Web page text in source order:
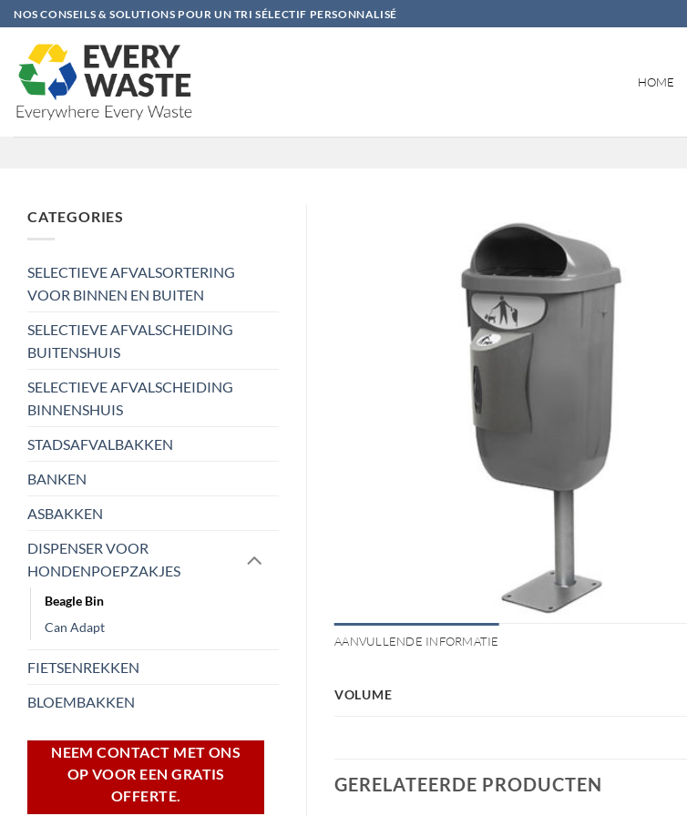
Ga
naar
inhoud
NOS CONSEILS & SOLUTIONS POUR UN TRI SÉLECTIF PERSONNALISÉ
HOME
CATEGORIES
SELECTIEVE AFVALSORTERING
VOOR BINNEN EN BUITEN
SELECTIEVE AFVALSCHEIDING
BUITENSHUIS
SELECTIEVE AFVALSCHEIDING
BINNENSHUIS
STADSAFVALBAKKEN
BANKEN
ASBAKKEN
DISPENSER VOOR
HONDENPOEPZAKJES
Beagle Bin
Can Adapt
FIETSENREKKEN
BLOEMBAKKEN
NEEM CONTACT MET ONS
OP VOOR EEN GRATIS
OFFERTE.
AANVULLENDE INFORMATIE
VOLUME
GERELATEERDE PRODUCTEN